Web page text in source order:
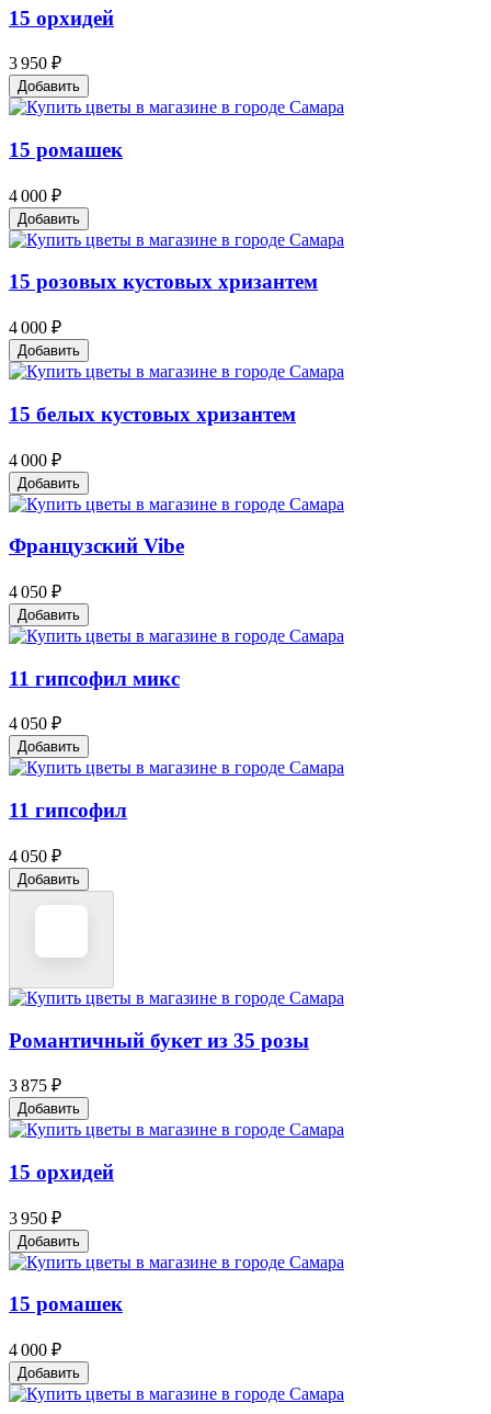
15 орхидей
3 950 ₽
Добавить
15 ромашек
4 000 ₽
Добавить
15 розовых кустовых хризантем
4 000 ₽
Добавить
15 белых кустовых хризантем
4 000 ₽
Добавить
Французский Vibe
4 050 ₽
Добавить
11 гипсофил микс
4 050 ₽
Добавить
11 гипсофил
4 050 ₽
Добавить
Романтичный букет из 35 розы
3 875 ₽
Добавить
15 орхидей
3 950 ₽
Добавить
15 ромашек
4 000 ₽
Добавить